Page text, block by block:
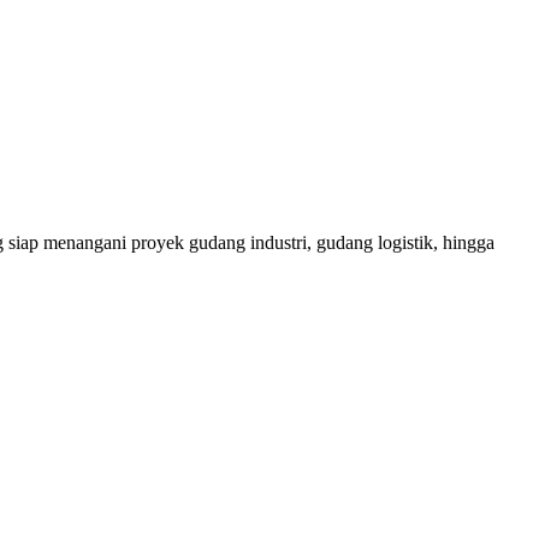
menangani proyek gudang industri, gudang logistik, hingga